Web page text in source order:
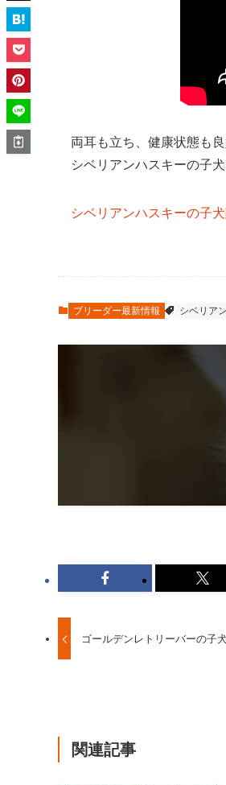
両耳も立ち、健康状態も
シベリアンハスキーの子
シベリアンハスキーの子
ブリーダー最新情報 シベリア
ゴールデンレトリーバーの子
関連記事